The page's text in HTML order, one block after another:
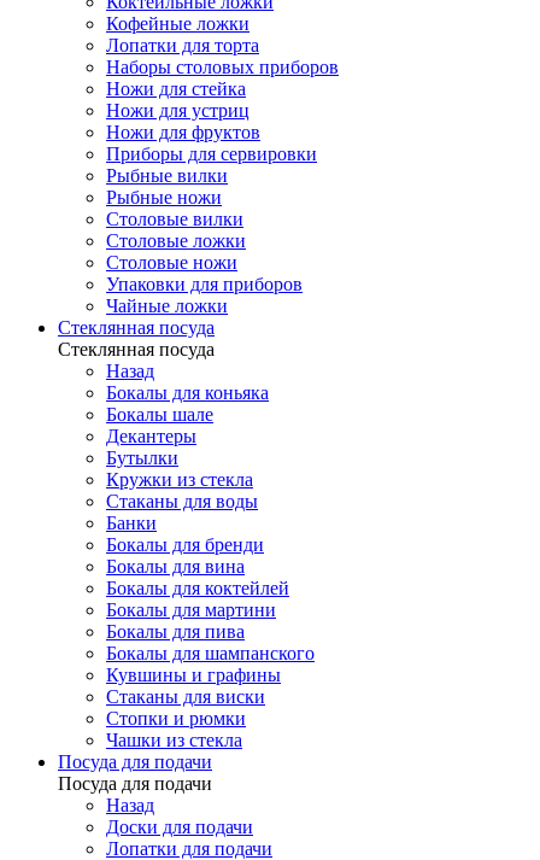
Кофейные ложки
Лопатки для торта
Наборы столовых приборов
Ножи для стейка
Ножи для устриц
Ножи для фруктов
Приборы для сервировки
Рыбные вилки
Рыбные ножи
Столовые вилки
Столовые ложки
Столовые ножи
Упаковки для приборов
Чайные ложки
Стеклянная посуда
Стеклянная посуда
Назад
Бокалы для коньяка
Бокалы шале
Декантеры
Бутылки
Кружки из стекла
Стаканы для воды
Банки
Бокалы для бренди
Бокалы для вина
Бокалы для коктейлей
Бокалы для мартини
Бокалы для пива
Бокалы для шампанского
Кувшины и графины
Стаканы для виски
Стопки и рюмки
Чашки из стекла
Посуда для подачи
Посуда для подачи
Назад
Доски для подачи
Лопатки для подачи